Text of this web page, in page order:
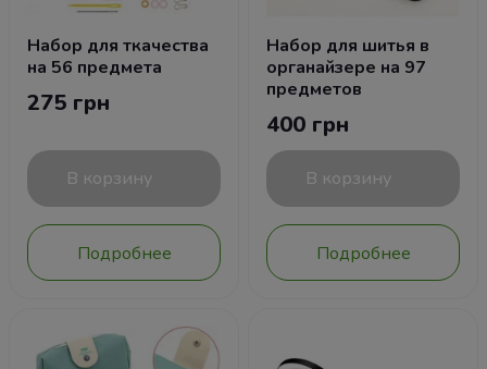
Набор для ткачества
на 56 предмета
275 грн
В корзину
Подробнее
Набор для шитья в
органайзере на 97
предметов
400 грн
В корзину
Подробнее